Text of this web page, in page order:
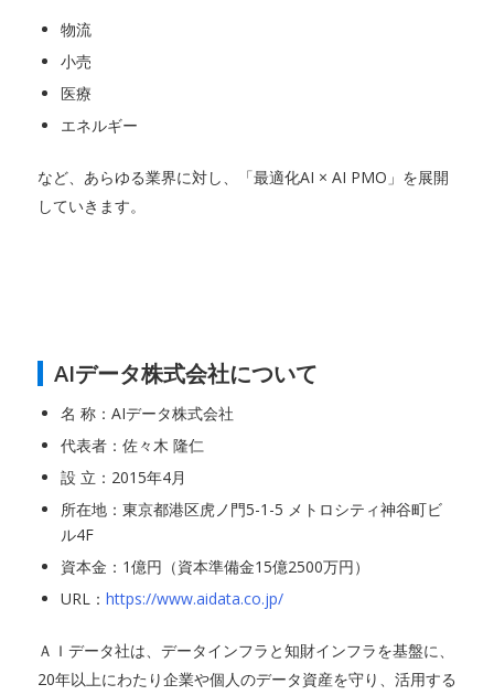
物流
小売
医療
エネルギー
など、あらゆる業界に対し、「最適化AI × AI PMO」を展開
していきます。
AIデータ株式会社について
名 称：AIデータ株式会社
代表者：佐々木 隆仁
設 立：2015年4月
所在地：東京都港区虎ノ門5-1-5 メトロシティ神谷町ビ
ル4F
資本金：1億円（資本準備金15億2500万円）
URL： https://www.aidata.co.jp/
ＡＩデータ社は、データインフラと知財インフラを基盤に、
20年以上にわたり企業や個人のデータ資産を守り、活用する